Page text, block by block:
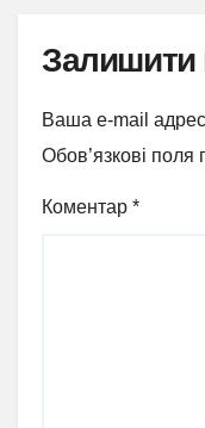
Залишити
Ваша e-mail
Обов’язкові поля
Коментар *